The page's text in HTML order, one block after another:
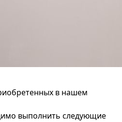
в нашем
выполнить следующие